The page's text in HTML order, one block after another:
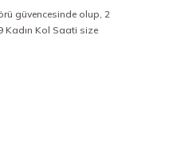
güvencesinde olup, 2
Kadın Kol Saati size